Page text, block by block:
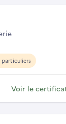
particuliers
Voir le